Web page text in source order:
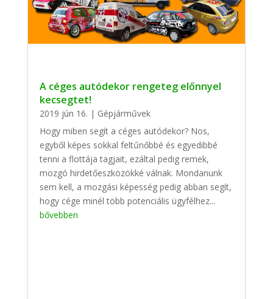
A céges autódekor rengeteg előnnyel
kecsegtet!
2019 jún 16. | Gépjárművek
Hogy miben segít a céges autódekor? Nos,
egyből képes sokkal feltűnőbbé és egyedibbé
tenni a flottája tagjait, ezáltal pedig remek,
mozgó hirdetőeszközökké válnak. Mondanunk
sem kell, a mozgási képesség pedig abban segít,
hogy cége minél több potenciális ügyfélhez...
bővebben